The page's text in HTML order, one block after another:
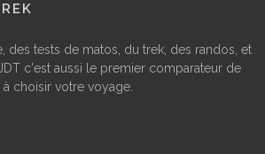
des tests de matos, du trek, des randos, et
c'est aussi le premier comparateur de
choisir votre voyage.